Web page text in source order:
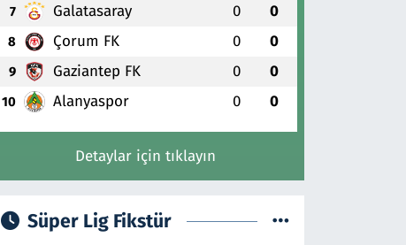
7 Galatasaray 0 0
8 Çorum FK 0 0
9 Gaziantep FK 0 0
10 Alanyaspor 0 0
Detaylar için tıklayın
Süper Lig Fikstür